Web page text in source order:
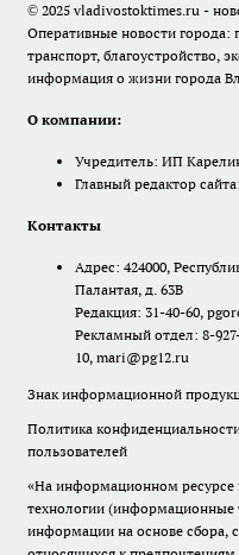
© 2025 vladivostoktimes.ru -
Оперативные новости
транспорт, благоустройство,
информация о жизни города
О компании:
Учредитель: ИП
Главный редактор
Контакты
Адрес: 424000,
Палантая, д. 63В
Редакция: 31-40-60,
Рекламный отдел: 8-
10, mari@pg12.ru
Знак информационной
Политика
пользователей
«На информационном ресурсе
технологии (информационные
информации на основе сбора,